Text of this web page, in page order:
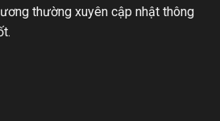
thường xuyên cập nhật thông